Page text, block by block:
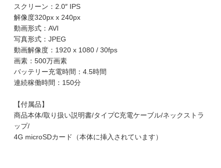
スクリーン：2.0″ IPS
解像度320px x 240px
動画形式：AVI
写真形式：JPEG
動画解像度：1920 x 1080 / 30fps
画素：500万画素
バッテリー充電時間：4.5時間
連続稼働時間：150分
【付属品】
商品本体/取り扱い説明書/タイプC充電ケーブル/ネックストラ
ップ/
4G microSDカード（本体に挿入されています）